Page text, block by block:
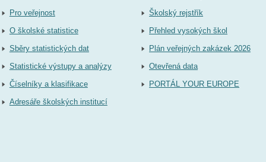
Pro veřejnost
O školské statistice
Sběry statistických dat
Statistické výstupy a analýzy
Číselníky a klasifikace
Adresáře školských institucí
Školský rejstřík
Přehled vysokých škol
Plán veřejných zakázek 2026
Otevřená data
PORTÁL YOUR EUROPE